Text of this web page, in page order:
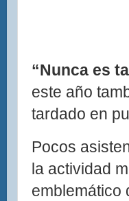
“Nunca es
este año
tardado en
Pocos
la actividad
emblemático